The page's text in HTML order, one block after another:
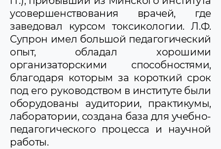
усовершенствования врачей, где
заведовал курсом токсикологии. Л.Ф.
Супрон имел большой педагогический
опыт, обладал хорошими
организаторскими способностями,
благодаря которым за короткий срок
под его руководством в институте были
оборудованы аудитории, практикумы,
лаборатории, создана база для учебно-
педагогического процесса и научной
работы.